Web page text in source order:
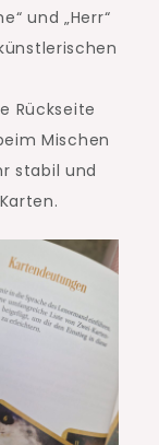
und „Herr“
Rückseite
Mischen
stabil und